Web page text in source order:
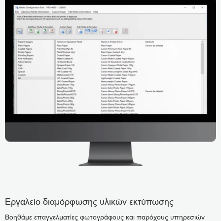
Εργαλείο διαμόρφωσης υλικών εκτύπωσης
Βοηθάμε επαγγελματίες φωτογράφους και παρόχους υπηρεσιών